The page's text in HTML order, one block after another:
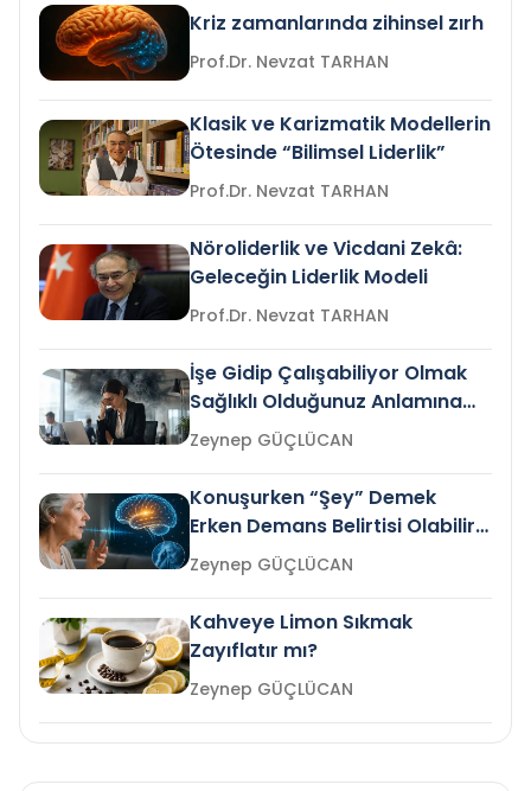
Kriz zamanlarında zihinsel zırh
Prof.Dr. Nevzat TARHAN
Klasik ve Karizmatik Modellerin
Ötesinde “Bilimsel Liderlik”
Prof.Dr. Nevzat TARHAN
Nöroliderlik ve Vicdani Zekâ:
Geleceğin Liderlik Modeli
Prof.Dr. Nevzat TARHAN
İşe Gidip Çalışabiliyor Olmak
Sağlıklı Olduğunuz Anlamına
Gelir mi?Zeynep GÜÇLÜCAN
Konuşurken “Şey” Demek
Erken Demans Belirtisi Olabilir
mi?
Zeynep GÜÇLÜCAN
Kahveye Limon Sıkmak
Zayıflatır mı?
Zeynep GÜÇLÜCAN